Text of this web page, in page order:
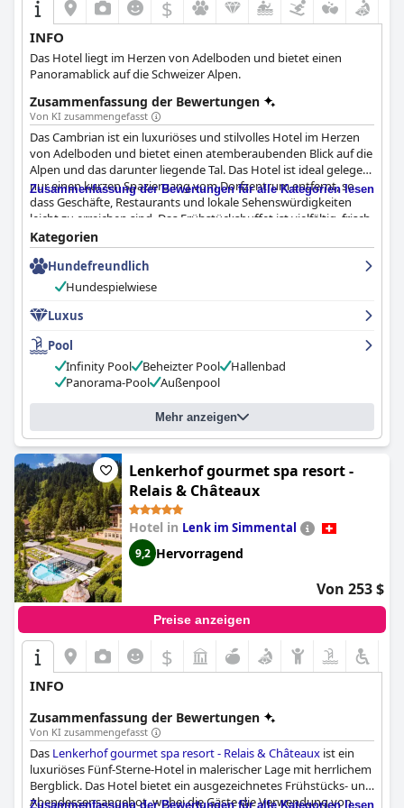
$
INFO
Das Hotel liegt im Herzen von Adelboden und bietet einen
Panoramablick auf die Schweizer Alpen.
Zusammenfassung der Bewertungen
Von KI zusammengefasst
Das Cambrian ist ein luxuriöses und stilvolles Hotel im Herzen
von Adelboden und bietet einen atemberaubenden Blick auf die
Alpen und das darunter liegende Tal. Das Hotel ist ideal gelegen,
nur einen kurzen Spaziergang vom Dorfzentrum entfernt, so
dass Geschäfte, Restaurants und lokale Sehenswürdigkeiten
leicht zu erreichen sind. Das Frühstücksbuffet ist vielfältig, frisch
und köstlich, während das Abendessen mit seiner feinen und
modernen Küche ein besonderes Erlebnis ist. Die Hotelzimmer
sind geräumig, sauber und schön eingerichtet, mit bequemen
Betten und hochwertigen Minibars. Das Hotel legt großen Wert
auf Sauberkeit, und das Personal ist außergewöhnlich und
bietet einen fantastischen Service von der Rezeption über das
Poolanlagen sind gut gepflegt und ein Highlight der
Hotelausstattung. Das Cambrian ist ein wundervoller
Rückzugsort an einem wunderschönen Ort, den man für ein
Zusammenfassung der Bewertungen für alle Kategorien lesen
Kategorien
Hundefreundlich
Hundespielwiese
Luxus
Pool
Infinity Pool
Beheizter Pool
Hallenbad
Panorama-Pool
Außenpool
Mehr anzeigen
Lenkerhof gourmet spa resort -
Relais & Châteaux
Hotel in Lenk im Simmental
9,2 Hervorragend
Von 253 $
Preise anzeigen
$
INFO
Zusammenfassung der Bewertungen
Von KI zusammengefasst
Das Lenkerhof gourmet spa resort - Relais & Châteaux ist ein
luxuriöses Fünf-Sterne-Hotel in malerischer Lage mit herrlichem
Bergblick. Das Hotel bietet ein ausgezeichnetes Frühstücks- und
Abendessensangebot, wobei die Gäste die Verwendung von
Zusammenfassung der Bewertungen für alle Kategorien lesen